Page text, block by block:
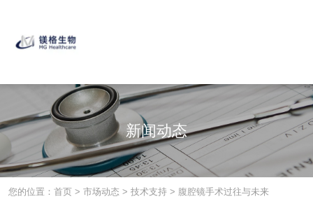
新闻动态
您的位置：首页 > 市场动态 > 技术支持 > 腹腔镜手术过往与未来